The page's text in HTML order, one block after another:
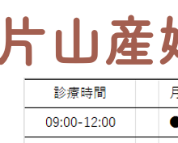
片山産